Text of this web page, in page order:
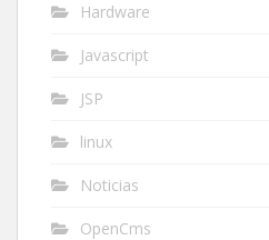
Hardware
Javascript
JSP
linux
Noticias
OpenCms